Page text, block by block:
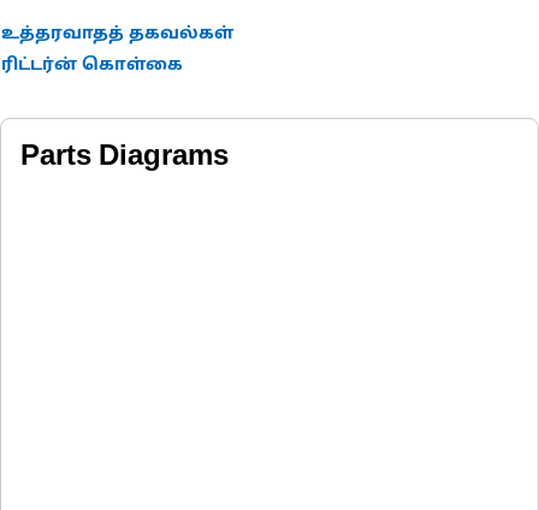
உத்தரவாதத் தகவல்கள்
ரிட்டர்ன் கொள்கை
Parts Diagrams